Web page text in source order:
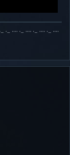
·− ···· ·− ···· ·− ····